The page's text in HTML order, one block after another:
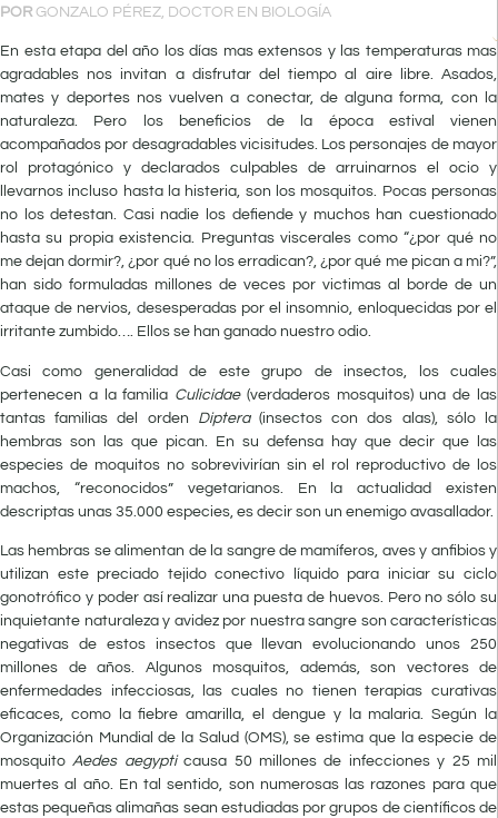
POR GONZALO PÉREZ, DOCTOR EN BIOLOGÍA
En esta etapa del año los días mas extensos y las temperaturas mas
agradables nos invitan a disfrutar del tiempo al aire libre. Asados,
mates y deportes nos vuelven a conectar, de alguna forma, con la
naturaleza. Pero los beneficios de la época estival vienen
acompañados por desagradables vicisitudes. Los personajes de mayor
rol protagónico y declarados culpables de arruinarnos el ocio y
llevarnos incluso hasta la histeria, son los mosquitos. Pocas personas
no los detestan. Casi nadie los defiende y muchos han cuestionado
hasta su propia existencia. Preguntas viscerales como “¿por qué no
me dejan dormir?, ¿por qué no los erradican?, ¿por qué me pican a mi?”,
han sido formuladas millones de veces por victimas al borde de un
ataque de nervios, desesperadas por el insomnio, enloquecidas por el
irritante zumbido…. Ellos se han ganado nuestro odio.
Casi como generalidad de este grupo de insectos, los cuales
pertenecen a la familia Culicidae (verdaderos mosquitos) una de las
tantas familias del orden Diptera(insectos con dos alas), sólo la
hembras son las que pican. En su defensa hay que decir que las
especies de moquitos no sobrevivirían sin el rol reproductivo de los
machos, “reconocidos” vegetarianos. En la actualidad existen
descriptas unas 35.000 especies, es decir son un enemigo avasallador.
Las hembras se alimentan de la sangre de mamíferos, aves y anfibios y
utilizan este preciado tejido conectivo líquido para iniciar su ciclo
gonotrófico y poder así realizar una puesta de huevos. Pero no sólo su
inquietante naturaleza y avidez por nuestra sangre son características
negativas de estos insectos que llevan evolucionando unos 250
millones de años. Algunos mosquitos, además, son vectores de
enfermedades infecciosas, las cuales no tienen terapias curativas
eficaces, como la fiebre amarilla, el dengue y la malaria. Según la
Organización Mundial de la Salud (OMS), se estima que la especie de
mosquitoAedes aegypticausa 50 millones de infecciones y 25 mil
muertes al año. En tal sentido, son numerosas las razones para que
estas pequeñas alimañas sean estudiadas por grupos de científicos de